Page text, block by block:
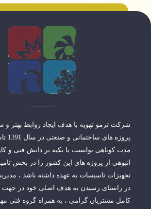
شرکت ترمو تهویه با هدف ایجاد روابط بهتر و
پروژه
مدت کوتاهی توانست با تکیه بر دانش فنی و
انبوهی از پروژه های این کشور را در بخش
تجهیزات تاسیسات به عهده داشته باشد ،
در راستای رسیدن به هدف اصلی خود در
کامل مشتریان گرامی ، به همراه گروه فنی